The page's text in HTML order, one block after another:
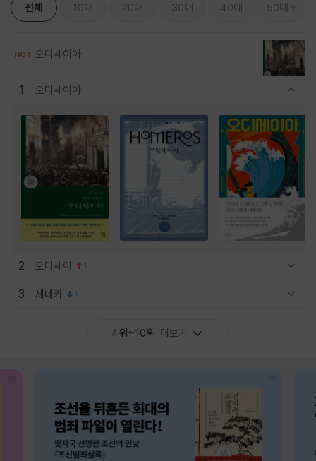
전체 10대 20대 30대 40대 50대
HOT 오디세이아
1 오디세이아
2 오디세이 1
3 세네카 1
4위~10위 더보기